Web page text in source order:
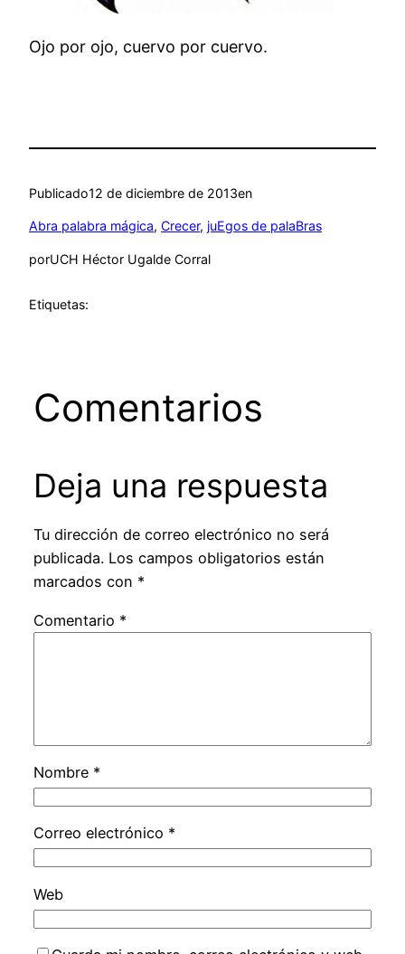
Ojo por ojo, cuervo por cuervo.
Publicado12 de diciembre de 2013en
Abra palabra mágica, Crecer, juEgos de palaBras
porUCH Héctor Ugalde Corral
Etiquetas:
Comentarios
Deja una respuesta
Tu dirección de correo electrónico no será
publicada. Los campos obligatorios están
marcados con *
Comentario *
Nombre *
Correo electrónico *
Web